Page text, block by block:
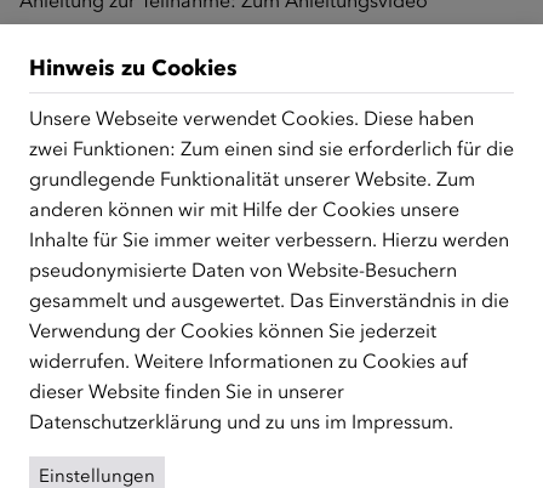
Zurück zur Übersicht
ÜBER UNS
Der Österreichische Integrationsfonds (ÖIF) ist ein Fonds der
Republik Österreich, der Flüchtlinge, subsidiär
Schutzberechtigte, Vertriebene sowie Zuwander/innen als
zentrale Anlaufstelle bei der Integration in Österreich
unterstützt.
mehr
FacebookYouTubeInstagramLinkedIn
Über den ÖIF
Hinweis zu Cookies
Unsere Webseite verwendet Cookies. Diese haben
zwei Funktionen: Zum einen sind sie erforderlich für die
grundlegende Funktionalität unserer Website. Zum
anderen können wir mit Hilfe der Cookies unsere
Inhalte für Sie immer weiter verbessern. Hierzu werden
pseudonymisierte Daten von Website-Besuchern
gesammelt und ausgewertet. Das Einverständnis in die
Verwendung der Cookies können Sie jederzeit
widerrufen. Weitere Informationen zu Cookies auf
dieser Website finden Sie in unserer
Datenschutzerklärung und zu uns im Impressum.
Einstellungen